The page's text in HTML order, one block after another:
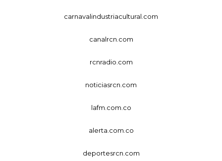
carnavalindustriacultural.com
canalrcn.com
rcnradio.com
noticiasrcn.com
lafm.com.co
alerta.com.co
deportesrcn.com